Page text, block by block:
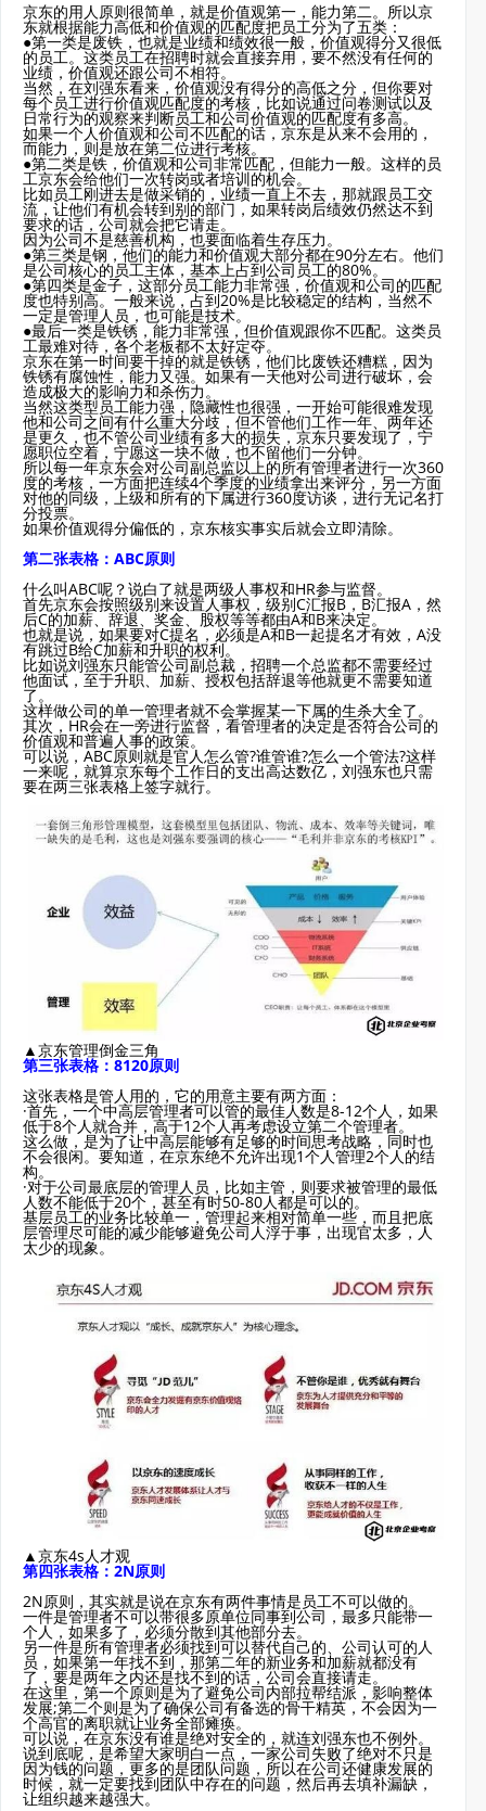
京东的用人原则很简单，就是价值观第一，能力第二。所以京
东就根据能力高低和价值观的匹配度把员工分为了五类：
●第一类是废铁，也就是业绩和绩效很一般，价值观得分又很低
的员工。这类员工在招聘时就会直接弃用，要不然没有任何的
业绩，价值观还跟公司不相符。
当然，在刘强东看来，价值观没有得分的高低之分，但你要对
每个员工进行价值观匹配度的考核，比如说通过问卷测试以及
日常行为的观察来判断员工和公司价值观的匹配度有多高。
如果一个人价值观和公司不匹配的话，京东是从来不会用的，
而能力，则是放在第二位进行考核。
●第二类是铁，价值观和公司非常匹配，但能力一般。这样的员
工京东会给他们一次转岗或者培训的机会。
比如员工刚进去是做采销的，业绩一直上不去，那就跟员工交
流，让他们有机会转到别的部门，如果转岗后绩效仍然达不到
要求的话，公司就会把它请走。
因为公司不是慈善机构，也要面临着生存压力。
●第三类是钢，他们的能力和价值观大部分都在90分左右。他们
是公司核心的员工主体，基本上占到公司员工的80%。
●第四类是金子，这部分员工能力非常强，价值观和公司的匹配
度也特别高。一般来说，占到20%是比较稳定的结构，当然不
一定是管理人员，也可能是技术。
●最后一类是铁锈，能力非常强，但价值观跟你不匹配。这类员
工最难对待，各个老板都不太好定夺。
京东在第一时间要干掉的就是铁锈，他们比废铁还糟糕，因为
铁锈有腐蚀性，能力又强。如果有一天他对公司进行破坏，会
造成极大的影响力和杀伤力。
当然这类型员工能力强，隐藏性也很强，一开始可能很难发现
他和公司之间有什么重大分歧，但不管他们工作一年、两年还
是更久，也不管公司业绩有多大的损失，京东只要发现了，宁
愿职位空着，宁愿这一块不做，也不留他们一分钟。
所以每一年京东会对公司副总监以上的所有管理者进行一次360
度的考核，一方面把连续4个季度的业绩拿出来评分，另一方面
对他的同级，上级和所有的下属进行360度访谈，进行无记名打
分投票。
如果价值观得分偏低的，京东核实事实后就会立即清除。
第二张表格：ABC原则
什么叫ABC呢？说白了就是两级人事权和HR参与监督。
首先京东会按照级别来设置人事权，级别C汇报B，B汇报A，然
后C的加薪、辞退、奖金、股权等等都由A和B来决定。
也就是说，如果要对C提名，必须是A和B一起提名才有效，A没
有跳过B给C加薪和升职的权利。
比如说刘强东只能管公司副总裁，招聘一个总监都不需要经过
他面试，至于升职、加薪、授权包括辞退等他就更不需要知道
了。
这样做公司的单一管理者就不会掌握某一下属的生杀大全了。
其次，HR会在一旁进行监督，看管理者的决定是否符合公司的
价值观和普遍人事的政策。
可以说，ABC原则就是官人怎么管?谁管谁?怎么一个管法?这样
一来呢，就算京东每个工作日的支出高达数亿，刘强东也只需
要在两三张表格上签字就行。
▲京东管理倒金三角
第三张表格：8120原则
这张表格是管人用的，它的用意主要有两方面：
·首先，一个中高层管理者可以管的最佳人数是8-12个人，如果
低于8个人就合并，高于12个人再考虑设立第二个管理者。
这么做，是为了让中高层能够有足够的时间思考战略，同时也
不会很闲。要知道，在京东绝不允许出现1个人管理2个人的结
构。
·对于公司最底层的管理人员，比如主管，则要求被管理的最低
人数不能低于20个，甚至有时50-80人都是可以的。
基层员工的业务比较单一，管理起来相对简单一些，而且把底
层管理尽可能的减少能够避免公司人浮于事，出现官太多，人
太少的现象。
▲京东4s人才观
第四张表格：2N原则
2N原则，其实就是说在京东有两件事情是员工不可以做的。
一件是管理者不可以带很多原单位同事到公司，最多只能带一
个人，如果多了，必须分散到其他部分去。
另一件是所有管理者必须找到可以替代自己的、公司认可的人
员，如果第一年找不到，那第二年的新业务和加薪就都没有
了，要是两年之内还是找不到的话，公司会直接请走。
在这里，第一个原则是为了避免公司内部拉帮结派，影响整体
发展;第二个则是为了确保公司有备选的骨干精英，不会因为一
个高官的离职就让业务全部瘫痪。
可以说，在京东没有谁是绝对安全的，就连刘强东也不例外。
说到底呢，是希望大家明白一点，一家公司失败了绝对不只是
因为钱的问题，更多的是团队问题，所以在公司还健康发展的
时候，就一定要找到团队中存在的问题，然后再去填补漏缺，
让组织越来越强大。